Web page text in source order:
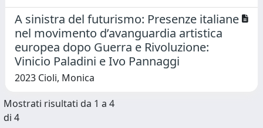
A sinistra del futurismo: Presenze italiane
nel movimento d’avanguardia artistica
europea dopo Guerra e Rivoluzione:
Vinicio Paladini e Ivo Pannaggi
2023 Cioli, Monica
Mostrati risultati da 1 a 4
di 4